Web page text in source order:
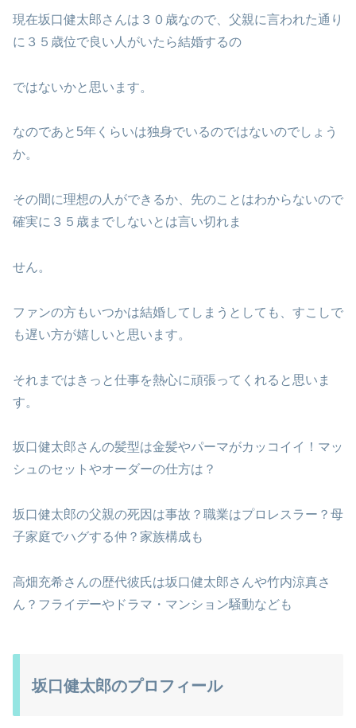
現在坂口健太郎さんは３０歳なので、父親に言われた通り
に３５歳位で良い人がいたら結婚するの
ではないかと思います。
なのであと5年くらいは独身でいるのではないのでしょう
か。
その間に理想の人ができるか、先のことはわからないので
確実に３５歳までしないとは言い切れま
せん。
ファンの方もいつかは結婚してしまうとしても、すこしで
も遅い方が嬉しいと思います。
それまではきっと仕事を熱心に頑張ってくれると思いま
す。
坂口健太郎さんの髪型は金髪やパーマがカッコイイ！マッ
シュのセットやオーダーの仕方は？
坂口健太郎の父親の死因は事故？職業はプロレスラー？母
子家庭でハグする仲？家族構成も
高畑充希さんの歴代彼氏は坂口健太郎さんや竹内涼真さ
ん？フライデーやドラマ・マンション騒動なども
坂口健太郎のプロフィール